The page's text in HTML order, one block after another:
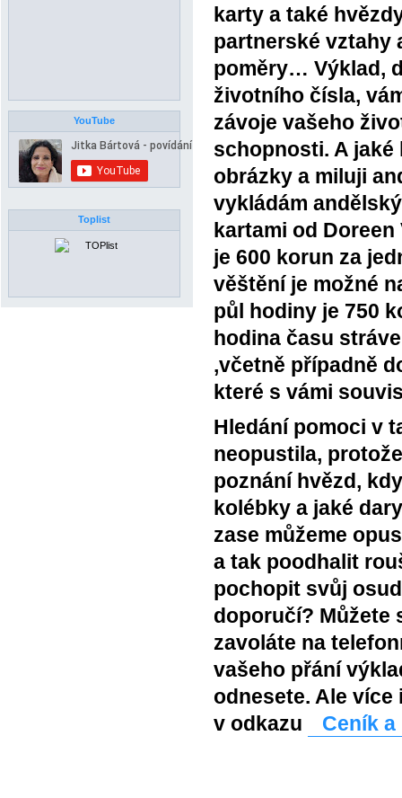
karty a také
partnerské vztahy
poměry… Výklad,
životního čísla,
závoje vašeho
schopnosti. A
obrázky a miluji
vykládám
kartami od
je 600 korun za
věštění je možné
půl hodiny je 750
hodina času
,včetně případně
které s vámi
Hledání pomoci v
neopustila,
poznání hvězd,
kolébky a jaké
zase můžeme
a tak poodhalit
pochopit svůj
doporučí? Můžete
zavoláte na
vašeho přání
odnesete. Ale
v odkazu
Ceník
YouTube
Toplist